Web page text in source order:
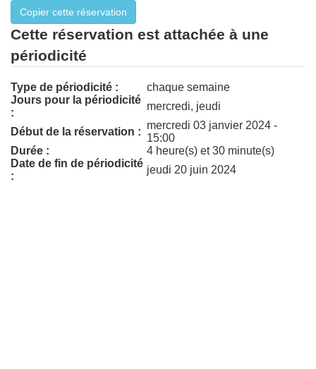
Cette réservation est attachée à une
périodicité
Type de périodicité :
chaque semaine
Jours pour la périodicité
:
mercredi, jeudi
Début de la réservation :
mercredi 03 janvier 2024 -
15:00
Durée :
4 heure(s) et 30 minute(s)
Date de fin de périodicité
:
jeudi 20 juin 2024